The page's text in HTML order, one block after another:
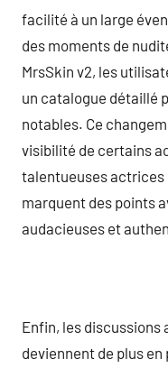
facilité à un large
des moments de
MrsSkin v2, les
un catalogue détaillé
notables. Ce
visibilité de certains
talentueuses actrices
marquent des points
audacieuses et
Enfin, les discussions
deviennent de plus